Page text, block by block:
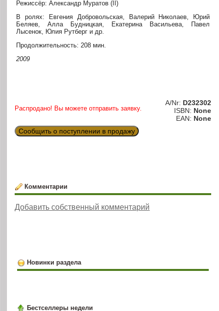
Режиссёр: Александр Муратов (II)
В ролях: Евгения Добровольская, Валерий Николаев, Юрий
Беляев, Алла Будницкая, Екатерина Васильева, Павел
Лысенок, Юлия Рутберг и др.
Продолжительность: 208 мин.
2009
Распродано! Вы можете отправить заявку.
Сообщить о поступлении в продажу
A/Nr: D232302
ISBN: None
EAN: None
Комментарии
Добавить собственный комментарий
Новинки раздела
Бестселлеры недели